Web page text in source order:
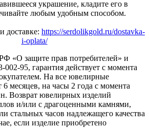
украшение, кладите его в
любым удобным способом.
доставке: https://serdolikgold.ru/dostavka-
i-oplata/
«О защите прав потребителей» и
95, гарантия действует с момента
На все ювелирные
6 месяцев, на часы 2 года с момента
Возврат ювелирных изделий
и/или с драгоценными камнями,
стальных часов надлежащего качества
если изделие приобретено